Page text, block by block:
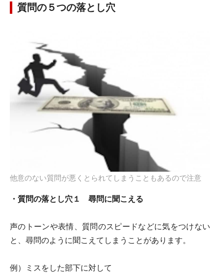
質問の５つの落とし穴
他意のない質問が悪くとられてしまうこともあるので注意
・質問の落とし穴１ 尋問に聞こえる
声のトーンや表情、質問のスピードなどに気をつけない
と、尋問のように聞こえてしまうことがあります。
例）ミスをした部下に対して